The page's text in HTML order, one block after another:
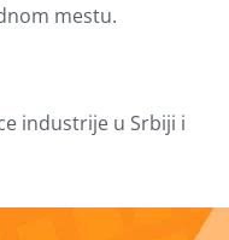
mestu.
industrije u Srbiji i